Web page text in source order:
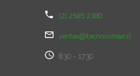
(2) 2585 2380
ventas@tecnocomae.cl
8:30 - 17:30